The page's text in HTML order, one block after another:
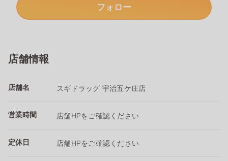
フォロー
店舗情報
店舗名 スギドラッグ 宇治五ケ庄店
営業時間 店舗HPをご確認ください
定休日 店舗HPをご確認ください